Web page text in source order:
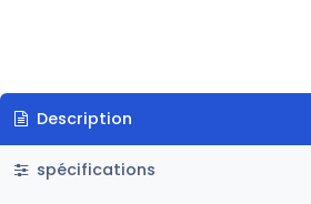
Description
spécifications